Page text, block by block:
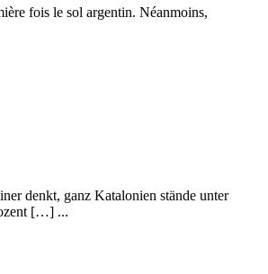
fois le sol argentin. Néanmoins,
denkt, ganz Katalonien stände unter
[…] ...